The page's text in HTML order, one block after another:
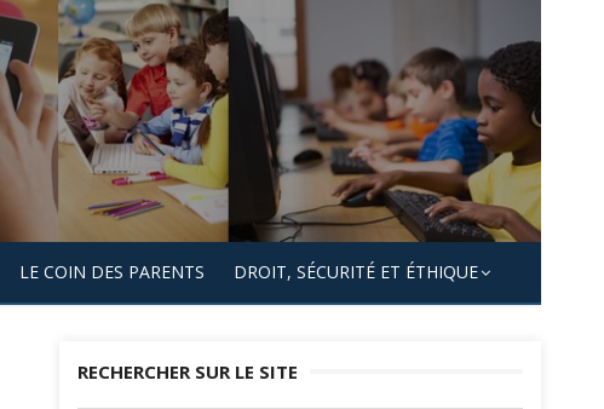
LE COIN DES PARENTS DROIT, SÉCURITÉ ET ÉTHIQUE
RECHERCHER SUR LE SITE